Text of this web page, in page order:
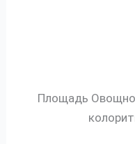
Площадь